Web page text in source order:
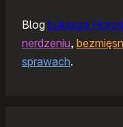
Blog Łukasza
nerdzeniu,
sprawach.